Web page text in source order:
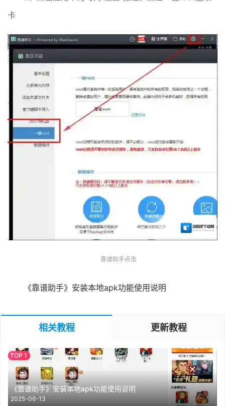
卡
靠谱助手点击
《靠谱助手》安装本地apk功能使用说明
相关教程 更新教程
《靠谱助手》安装本地apk功能使用说明
2025-06-13